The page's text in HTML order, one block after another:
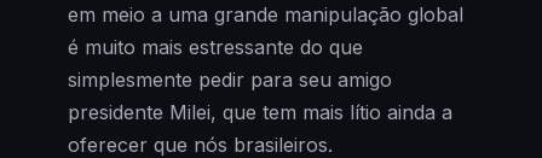
em meio a uma grande manipulação global
é muito mais estressante do que
simplesmente pedir para seu amigo
presidente Milei, que tem mais lítio ainda a
oferecer que nós brasileiros.